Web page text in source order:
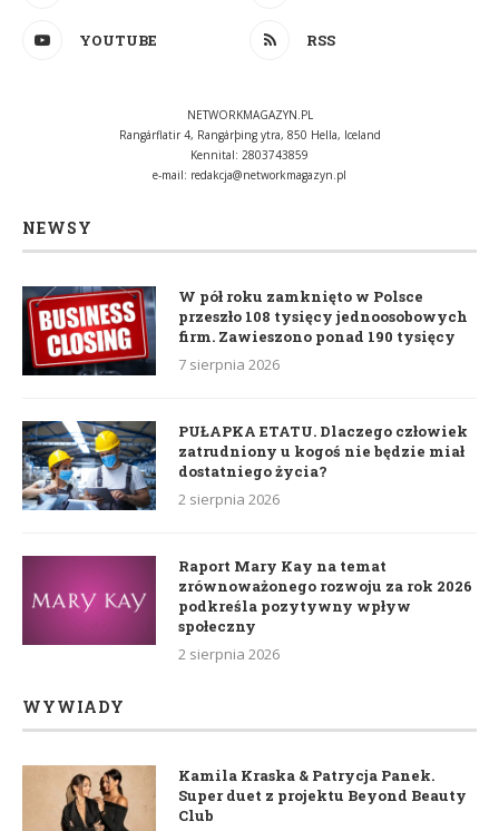
YOUTUBE RSS
NETWORKMAGAZYN.PL
Rangárflatir 4, Rangárþing ytra, 850 Hella, Iceland
Kennital: 2803743859
e-mail: redakcja@networkmagazyn.pl
NEWSY
W pół roku zamknięto w Polsce
przeszło 108 tysięcy jednoosobowych
firm. Zawieszono ponad 190 tysięcy
7 sierpnia 2026
PUŁAPKA ETATU. Dlaczego człowiek
zatrudniony u kogoś nie będzie miał
dostatniego życia?
2 sierpnia 2026
Raport Mary Kay na temat
zrównoważonego rozwoju za rok 2026
podkreśla pozytywny wpływ
społeczny
2 sierpnia 2026
WYWIADY
Kamila Kraska & Patrycja Panek.
Super duet z projektu Beyond Beauty
Club